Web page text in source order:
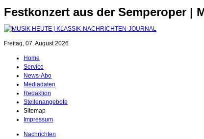
Festkonzert aus der Semperoper |
Freitag, 07. August 2026
Home
Service
News-Abo
Mediadaten
Redaktion
Stellenangebote
Sitemap
Impressum
Nachrichten